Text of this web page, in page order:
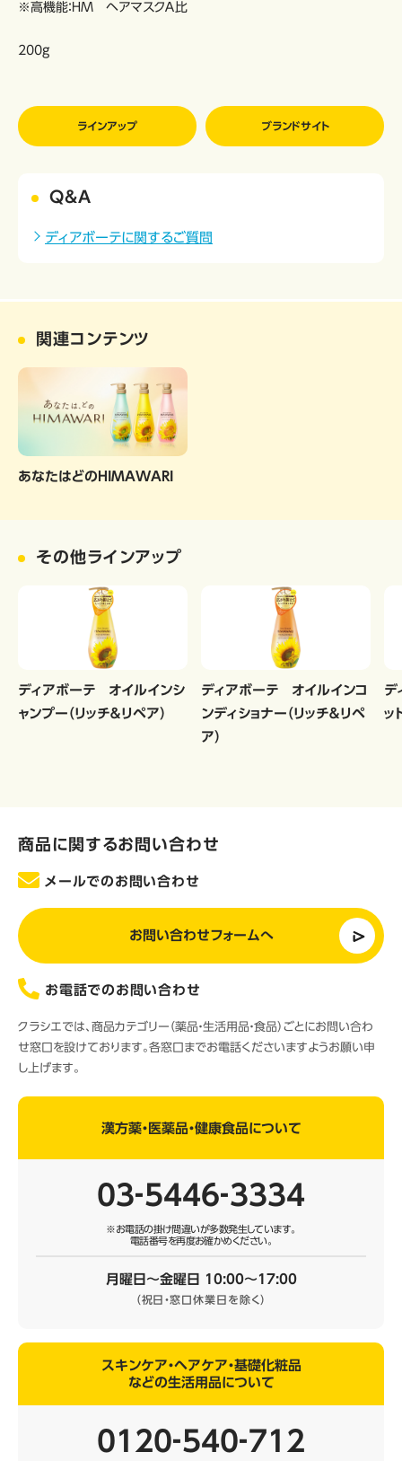
ラインアップ ブランドサイト
※高機能：ＨＭ ヘアマスクＡ比
200g
Q&A
ディアボーテに関するご質問
関連コンテンツ
あなたはどのHIMAWARI
その他ラインアップ
ディアボーテ オイルインシ
ャンプー（リッチ＆リペア）
ディアボーテ オイルインコ
ンディショナー（リッチ＆リペ
ア）
デ
ッ
商品に関するお問い合わせ
メールでのお問い合わせ
お問い合わせフォームへ
お電話でのお問い合わせ
クラシエでは、商品カテゴリー（薬品・生活用品・食品）ごとにお問い合わ
せ窓口を設けております。各窓口までお電話くださいますようお願い申
し上げます。
漢方薬・医薬品・健康食品について
03‐5446‐3334
※お電話の掛け間違いが多数発生しています。
電話番号を再度お確かめください。
月曜日～金曜日 10:00～17:00
（祝日・窓口休業日を除く）
スキンケア・ヘアケア・基礎化粧品
などの生活用品について
0120‐540‐712